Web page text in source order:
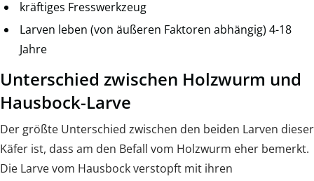
kräftiges Fresswerkzeug
Larven leben (von äußeren Faktoren abhängig) 4-18
Jahre
Unterschied zwischen Holzwurm und
Hausbock-Larve
Der größte Unterschied zwischen den beiden Larven dieser
Käfer ist, dass am den Befall vom Holzwurm eher bemerkt.
Die Larve vom Hausbock verstopft mit ihren